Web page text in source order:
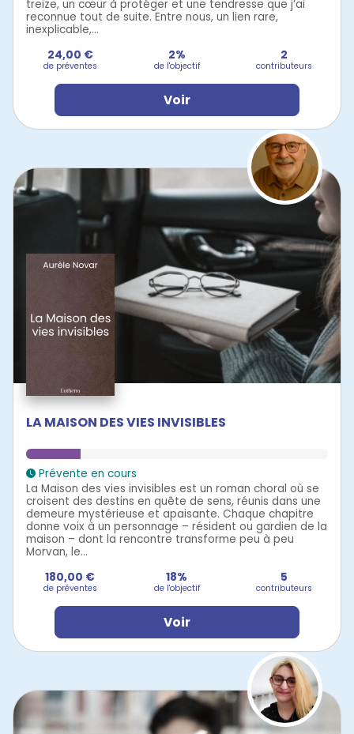
treize, un cœur à protéger et une tendresse que j’ai
reconnue tout de suite. Entre nous, un lien rare,
inexplicable,...
24,00 €
de préventes
2%
de l'objectif
2
contributeurs
Voir
LA MAISON DES VIES INVISIBLES
Prévente en cours
La Maison des vies invisibles est un roman choral où se
croisent des destins en quête de sens, réunis dans une
demeure mystérieuse et apaisante. Chaque chapitre
donne voix à un personnage – résident ou gardien de la
maison – dont la rencontre transforme peu à peu
Morvan, le...
180,00 €
de préventes
18%
de l'objectif
5
contributeurs
Voir